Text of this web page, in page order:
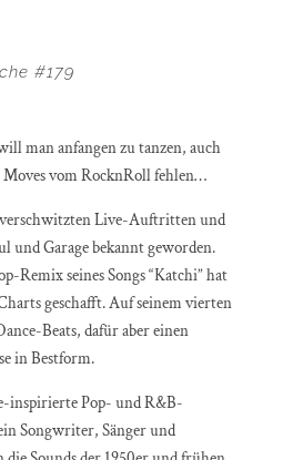
#179
man anfangen zu tanzen, auch
Moves vom RocknRoll fehlen…
Live-Auftritten und
und Garage bekannt geworden.
Remix seines Songs “Katchi” hat
geschafft. Auf seinem vierten
Beats, dafür aber einen
in Bestform.
inspirierte Pop- und R&B-
Songwriter, Sänger und